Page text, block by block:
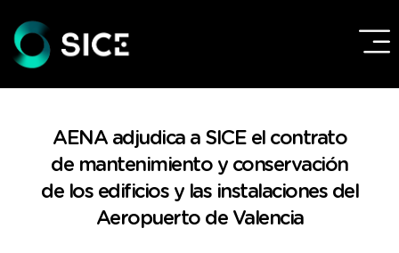
AENA adjudica a SICE el contrato
de mantenimiento y conservación
de los edificios y las instalaciones del
Aeropuerto de Valencia